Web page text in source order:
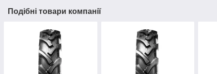
Подібні товари компанії